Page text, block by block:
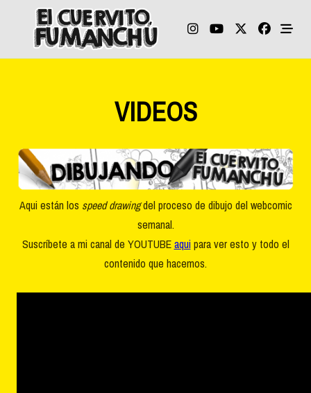
content
VIDEOS
Aqui están los speed drawingdel proceso de dibujo del webcomic
semanal.
Suscríbete a mi canal de YOUTUBEaquipara ver esto y todo el
contenido que hacemos.